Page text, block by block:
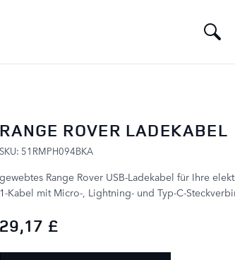
RANGE ROVER LADEKABEL
SKU: 51RMPH094BKA
gewebtes Range Rover USB-Ladekabel für Ihre
1-Kabel mit Micro-, Lightning- und Typ-C-
29,17 £